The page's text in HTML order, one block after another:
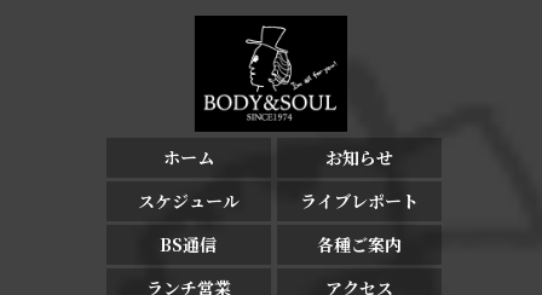
ホーム
お知らせ
スケジュール
ライブレポート
BS通信
各種ご案内
ランチ営業
アクセス